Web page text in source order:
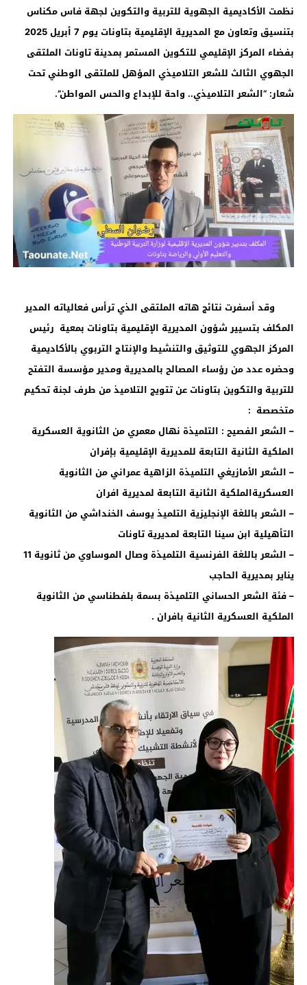
نظمت الأكاديمية الجهوية للتربية والتكوين لجهة فاس مكناس
بتنسيق وتعاون مع المديرية الإقليمية بتاونات يوم 7 أبريل 2025
بفضاء المركز الإقليمي للتكوين المستمر بمدينة تاونات الملتقى
الجهوي الثالث للشعر التلاميذي المؤهل للملتقى الوطني تحت
شعار: “الشعر التلاميذي.. واحة للإبداع والحس المواطن”.
وقد أسفرت نتائج هاته الملتقى الذي ترأس فعالياته المدير
المكلف بتسيير شؤون المديرية الإقليمية بتاونات بمعية رئيس
المركز الجهوي للتوثيق والتنشيط والإنتاج التربوي بالأكاديمية
وحضره عدد من رؤساء المصالح بالمديرية ومدير مؤسسة التفتح
للتربية والتكوين بتاونات عن تتويج التلاميذ من طرف لجنة تحكيم
متخصصة :
– الشعر الفصيح : التلميذة نهال معمري من الثانوية العسكرية
الملكية الثانية التابعة للمديرية الإقليمية بإفران
– الشعر الأمازيغي التلميذة الزاهية عمراني من الثانوية
العسكريةالملكية الثانية التابعة لمديرية افران
– الشعر باللغة الإنجليزية التلميذ يوسف الخنداشي من الثانوية
التأهيلية ابن سينا التابعة لمديرية تاونات
– الشعر باللغة الفرنسية التلميذة وصال الموساوي من ثانوية 11
يناير بمديرية الحاجب
– فئة الشعر الحساني التلميذة بسمة بلفطناسي من الثانوية
الملكية العسكرية الثانية بافران .